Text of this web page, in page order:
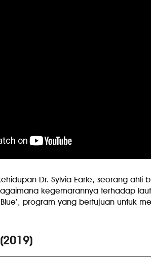
Dr. Sylvia Earle, seorang ahli
kegemarannya terhadap
Blue’, program yang bertujuan untuk